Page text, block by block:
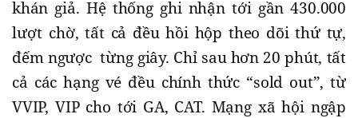
khán giả. Hệ thống ghi nhận tới gần 430.000
lượt chờ, tất cả đều hồi hộp theo dõi thứ tự,
đếm ngược từng giây. Chỉ sau hơn 20 phút, tất
cả các hạng vé đều chính thức “sold out”, từ
VVIP, VIP cho tới GA, CAT. Mạng xã hội ngập